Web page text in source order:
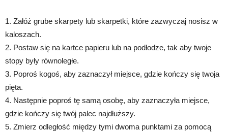
1. Załóż grube skarpety lub skarpetki, które zazwyczaj nosisz w
kaloszach.
2. Postaw się na kartce papieru lub na podłodze, tak aby twoje
stopy były równoległe.
3. Poproś kogoś, aby zaznaczył miejsce, gdzie kończy się twoja
pięta.
4. Następnie poproś tę samą osobę, aby zaznaczyła miejsce,
gdzie kończy się twój palec najdłuższy.
5. Zmierz odległość między tymi dwoma punktami za pomocą